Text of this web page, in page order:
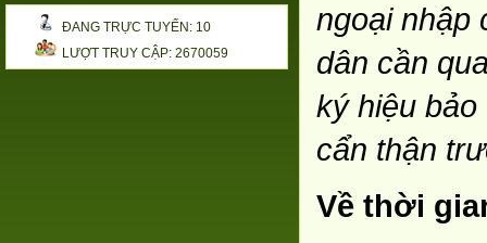
ĐANG TRỰC TUYẾN: 10
LƯỢT TRUY CẬP: 2670059
ngoại nhập
dân cần
ký hiệu
cẩn thận
Về thời